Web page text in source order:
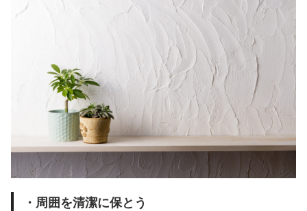
・周囲を清潔に保とう